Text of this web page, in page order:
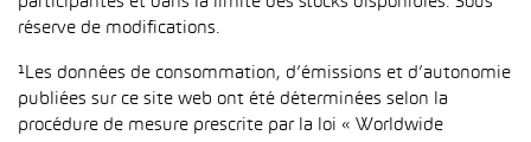
réserve de modifications.
¹Les données de consommation, d’émissions et d’autonomie
publiées sur ce site web ont été déterminées selon la
procédure de mesure prescrite par la loi « Worldwide